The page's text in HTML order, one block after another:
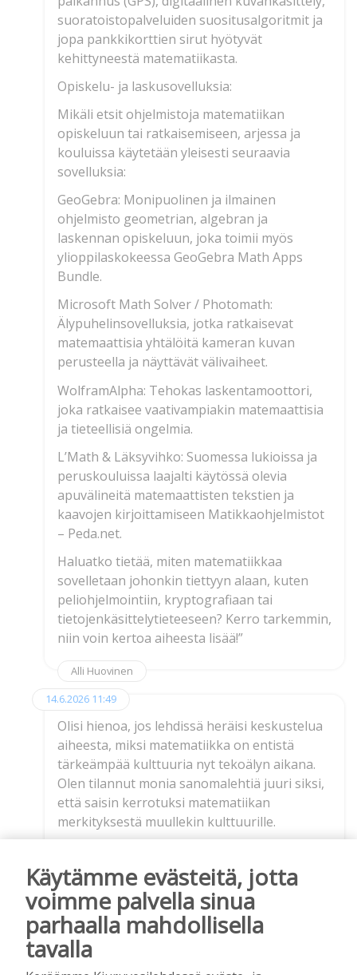
Alli Huovinen
suoratoistopalveluiden suositusalgoritmit ja
jopa pankkikorttien sirut hyötyvät
kehittyneestä matematiikasta.
Opiskelu- ja laskusovelluksia:
Mikäli etsit ohjelmistoja matematiikan
opiskeluun tai ratkaisemiseen, arjessa ja
kouluissa käytetään yleisesti seuraavia
sovelluksia:
GeoGebra: Monipuolinen ja ilmainen
ohjelmisto geometrian, algebran ja
laskennan opiskeluun, joka toimii myös
ylioppilaskokeessa GeoGebra Math Apps
Bundle.
Microsoft Math Solver / Photomath:
Älypuhelinsovelluksia, jotka ratkaisevat
matemaattisia yhtälöitä kameran kuvan
perusteella ja näyttävät välivaiheet.
WolframAlpha: Tehokas laskentamoottori,
joka ratkaisee vaativampiakin matemaattisia
ja tieteellisiä ongelmia.
L’Math & Läksyvihko: Suomessa lukioissa ja
peruskouluissa laajalti käytössä olevia
apuvälineitä matemaattisten tekstien ja
kaavojen kirjoittamiseen Matikkaohjelmistot
– Peda.net.
Haluatko tietää, miten matematiikkaa
sovelletaan johonkin tiettyyn alaan, kuten
peliohjelmointiin, kryptografiaan tai
tietojenkäsittelytieteeseen? Kerro tarkemmin,
niin voin kertoa aiheesta lisää!”
14.6.2026 11:49
Olisi hienoa, jos lehdissä heräisi keskustelua
aiheesta, miksi matematiikka on entistä
tärkeämpää kulttuuria nyt tekoälyn aikana.
Olen tilannut monia sanomalehtiä juuri siksi,
että saisin kerrotuksi matematiikan
merkityksestä muullekin kulttuurille.
julkaisemaan kirjoituksiani. Viimeksi lehti
julkaisi kirjoitukseni vuonna 2010, kun
aiheeni oli ”Matematiikkakin on kulttuuria”.
Suren ihailemani matemaatikon ja
kulttuurivaikuttajan, prof. Osmo Pekosen
Käytämme evästeitä, jotta
voimme palvella sinua
parhaalla mahdollisella
tavalla